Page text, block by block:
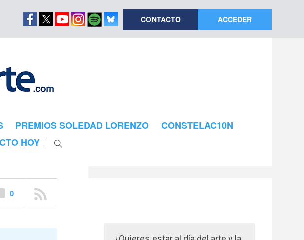
CONTACTO ACCEDER
PREMIOS SOLEDAD LORENZO
CONSTELAC10N
HOY
0